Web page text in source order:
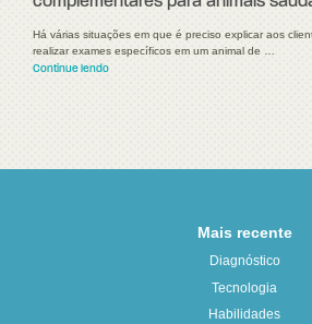
Há várias situações em que é preciso explicar aos
realizar exames específicos em um animal de …
Continue lendo
Mais recente
Diagnóstico
Tecnologia
Habilidades